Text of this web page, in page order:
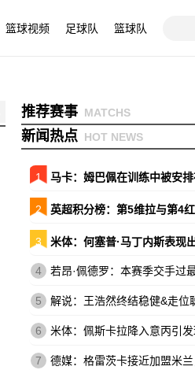
篮球视频 足球队 篮球队
推荐赛事 MATCHS
新闻热点 HOT NEWS
1 马卡：姆巴佩在训练中被安排在替补的小组，
2 英超积分榜：第5维拉与第4红军同分下轮交
3 米体：何塞普·马丁内斯表现出色，国米
4 若昂·佩德罗：本赛季交手过最难缠后卫是加
5 解说：王浩然终结稳健&走位聪明 分担了贺
6 米体：佩斯卡拉降入意丙引发球迷骚乱，因
7 德媒：格雷茨卡接近加盟米兰，合同签